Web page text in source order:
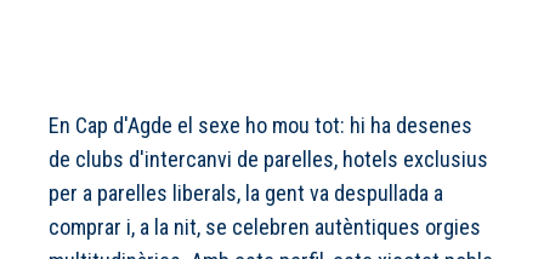
En Cap d'Agde el sexe ho mou tot: hi ha desenes
de clubs d'intercanvi de parelles, hotels exclusius
per a parelles liberals, la gent va despullada a
comprar i, a la nit, se celebren autèntiques orgies